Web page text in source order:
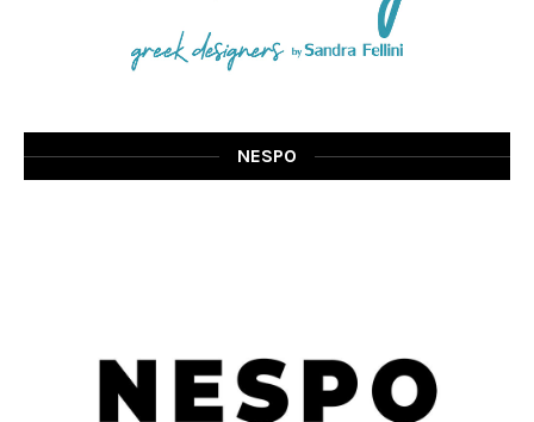
NESPO